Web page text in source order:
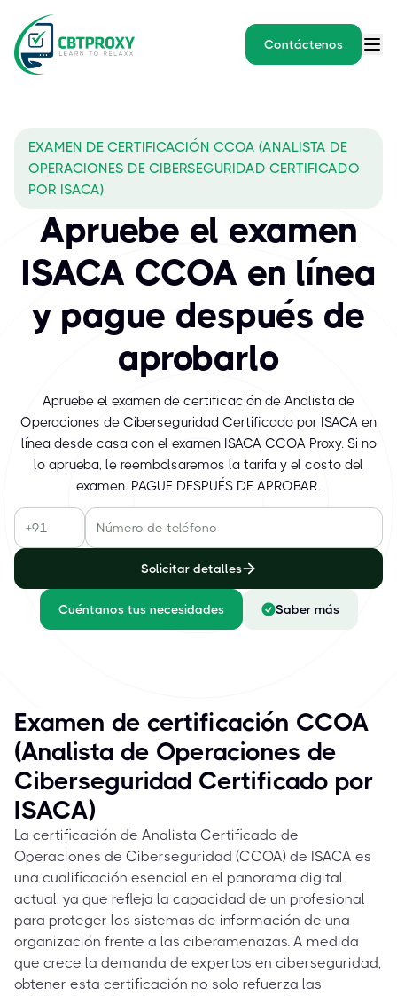
Contáctenos
EXAMEN DE CERTIFICACIÓN CCOA (ANALISTA DE
OPERACIONES DE CIBERSEGURIDAD CERTIFICADO
POR ISACA)
Apruebe el examen
ISACA CCOA en línea
y pague después de
aprobarlo
Apruebe el examen de certificación de Analista de
Operaciones de Ciberseguridad Certificado por ISACA en
línea desde casa con el examen ISACA CCOA Proxy. Si no
lo aprueba, le reembolsaremos la tarifa y el costo del
examen. PAGUE DESPUÉS DE APROBAR.
Solicitar detalles
Cuéntanos tus necesidades Saber más
Examen de certificación CCOA
(Analista de Operaciones de
Ciberseguridad Certificado por
ISACA)
La certificación de Analista Certificado de
Operaciones de Ciberseguridad (CCOA) de ISACA es
una cualificación esencial en el panorama digital
actual, ya que refleja la capacidad de un profesional
para proteger los sistemas de información de una
organización frente a las ciberamenazas. A medida
que crece la demanda de expertos en ciberseguridad,
obtener esta certificación no solo refuerza las